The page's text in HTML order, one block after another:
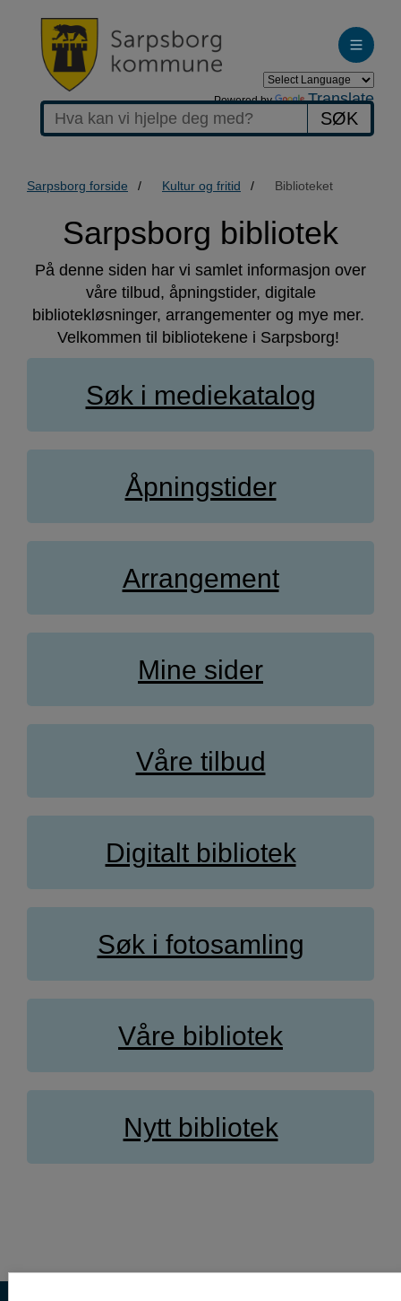
Powered by Translate
SØK
Sarpsborg forside Kultur og fritid Biblioteket
Biblioteket
Sarpsborg bibliotek
På denne siden har vi samlet informasjon over
våre tilbud, åpningstider, digitale
bibliotekløsninger, arrangementer og mye mer.
Velkommen til bibliotekene i Sarpsborg!
Søk i mediekatalog
Åpningstider
Arrangement
Mine sider
Våre tilbud
Digitalt bibliotek
Søk i fotosamling
Våre bibliotek
Nytt bibliotek
Biblioteket